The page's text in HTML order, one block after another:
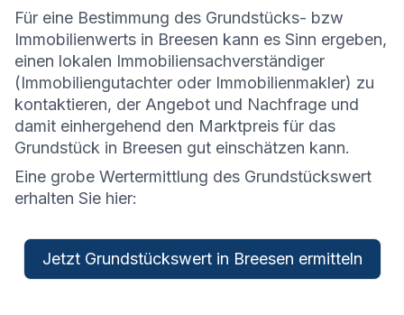
Für eine Bestimmung des Grundstücks- bzw
Immobilienwerts in Breesen kann es Sinn ergeben,
einen lokalen Immobiliensachverständiger
(Immobiliengutachter oder Immobilienmakler) zu
kontaktieren, der Angebot und Nachfrage und
damit einhergehend den Marktpreis für das
Grundstück in Breesen gut einschätzen kann.
Eine grobe Wertermittlung des Grundstückswert
erhalten Sie hier:
Jetzt Grundstückswert in Breesen ermitteln